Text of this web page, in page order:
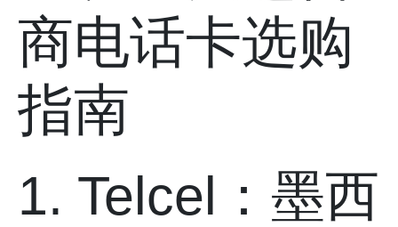
商电话卡选购
指南
1. Telcel：墨西